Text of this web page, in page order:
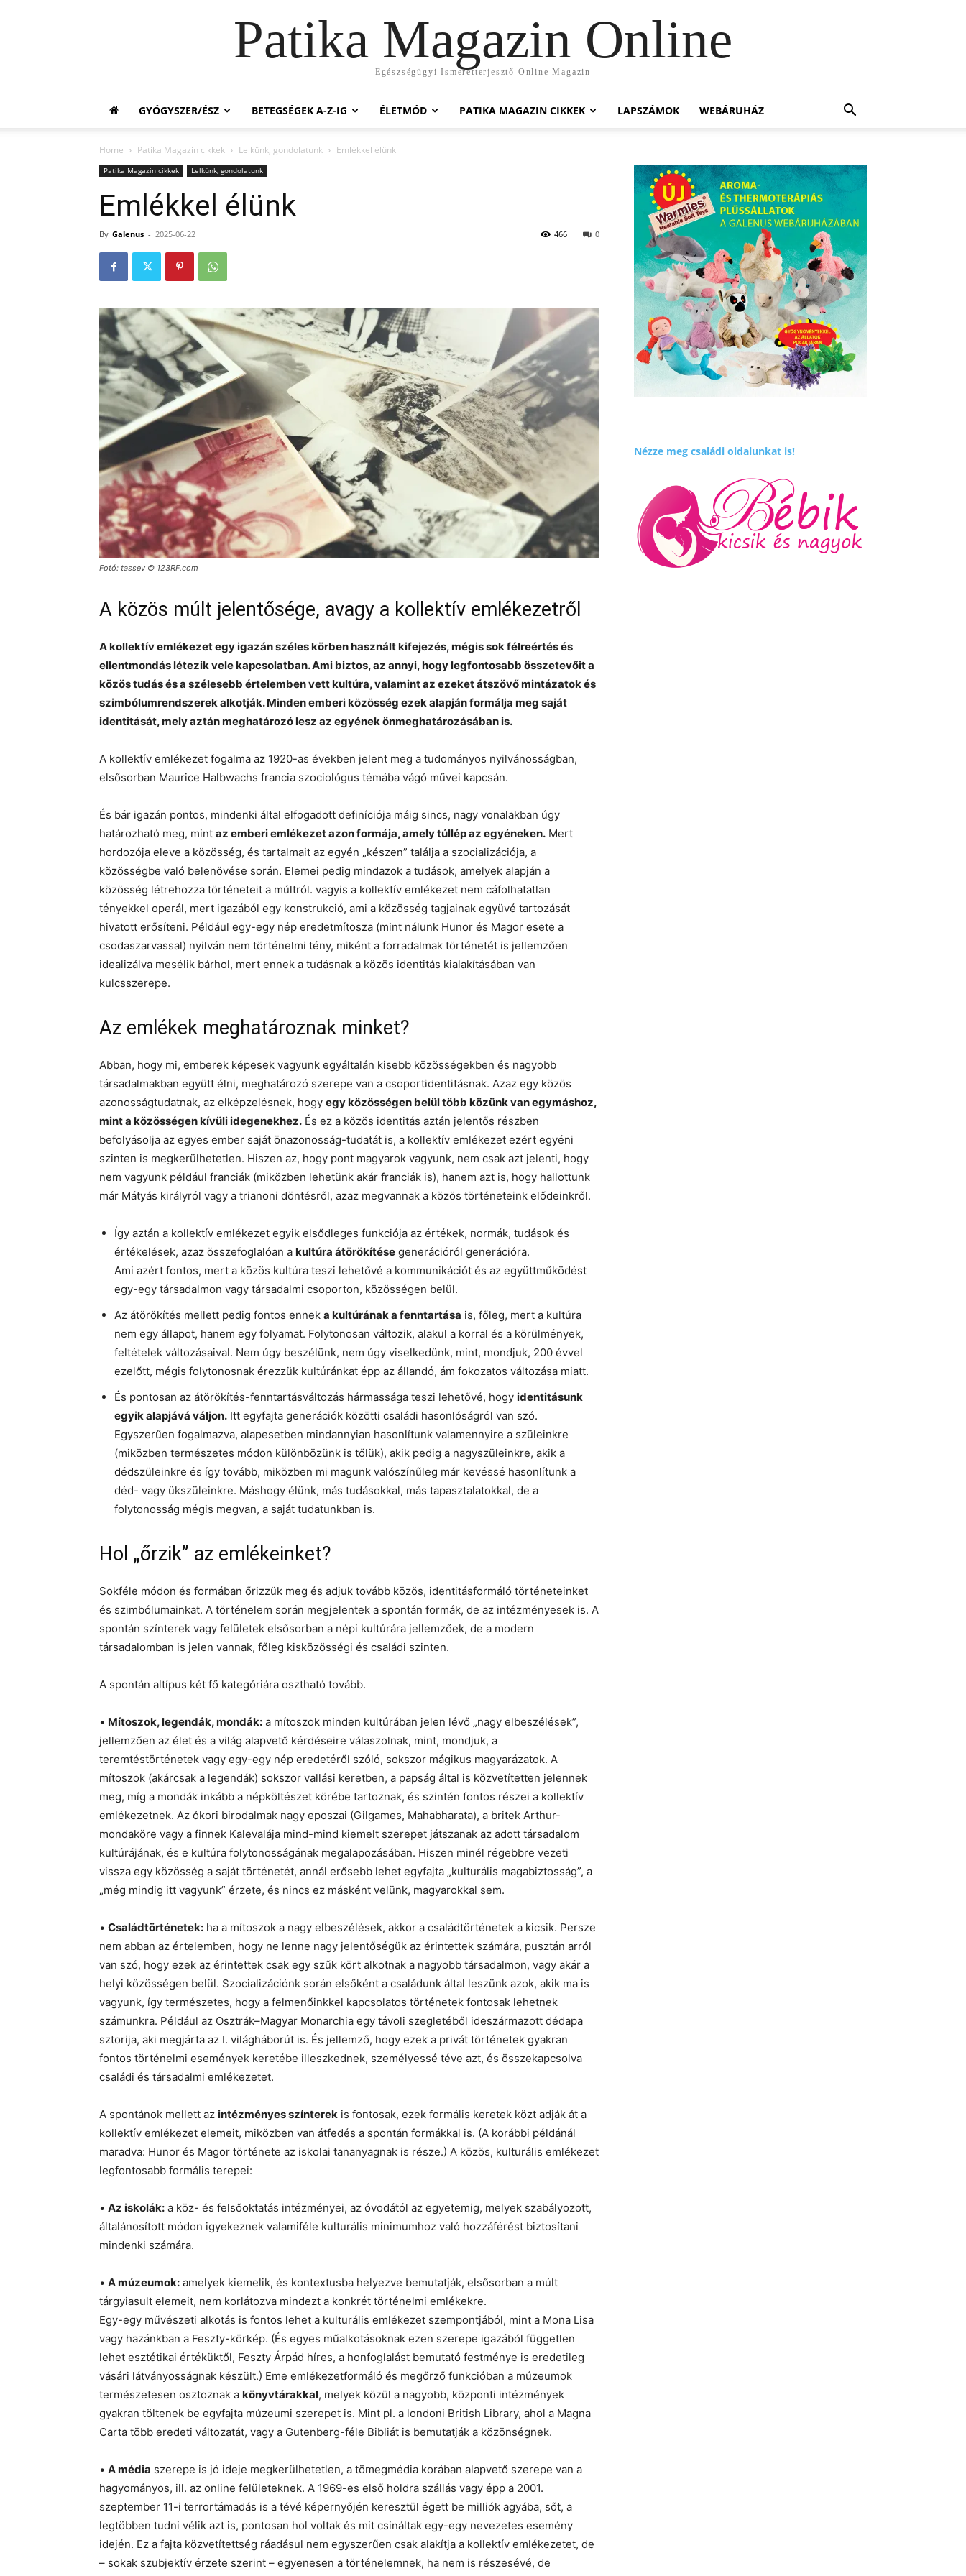
Patika Magazin Online
Egészségügyi Ismeretterjesztő Online Magazin
GYÓGYSZER/ÉSZ BETEGSÉGEK A-Z-IG ÉLETMÓD PATIKA MAGAZIN CIKKEK LAPSZÁMOK WEBÁRUHÁZ
Home Patika Magazin cikkek Lelkünk, gondolatunk Emlékkel élünk
Patika Magazin cikkek Lelkünk, gondolatunk
Emlékkel élünk
By Galenus - 2025-06-22 0
466
Fotó: tassev © 123RF.com
A közös múlt jelentősége, avagy a kollektív emlékezetről
A kollektív emlékezet egy igazán széles körben használt kifejezés, mégis sok félreértés és
ellentmondás létezik vele kapcsolatban. Ami biztos, az annyi, hogy legfontosabb összetevőit a
közös tudás és a szélesebb értelemben vett kultúra, valamint az ezeket átszövő mintázatok és
szimbólumrendszerek alkotják. Minden emberi közösség ezek alapján formálja meg saját
identitását, mely aztán meghatározó lesz az egyének önmeghatározásában is.
A kollektív emlékezet fogalma az 1920-as években jelent meg a tudományos nyilvánosságban,
elsősorban Maurice Halbwachs francia szociológus témába vágó művei kapcsán.
És bár igazán pontos, mindenki által elfogadott definíciója máig sincs, nagy vonalakban úgy
határozható meg, mint az emberi emlékezet azon formája, amely túllép az egyéneken. Mert
hordozója eleve a közösség, és tartalmait az egyén „készen” találja a szocializációja, a
közösségbe való belenövése során. Elemei pedig mindazok a tudások, amelyek alapján a
közösség létrehozza történeteit a múltról. vagyis a kollektív emlékezet nem cáfolhatatlan
tényekkel operál, mert igazából egy konstrukció, ami a közösség tagjainak együvé tartozását
hivatott erősíteni. Például egy-egy nép eredetmítosza (mint nálunk Hunor és Magor esete a
csodaszarvassal) nyilván nem történelmi tény, miként a forradalmak történetét is jellemzően
idealizálva mesélik bárhol, mert ennek a tudásnak a közös identitás kialakításában van
kulcsszerepe.
Az emlékek meghatároznak minket?
Abban, hogy mi, emberek képesek vagyunk egyáltalán kisebb közösségekben és nagyobb
társadalmakban együtt élni, meghatározó szerepe van a csoportidentitásnak. Azaz egy közös
azonosságtudatnak, az elképzelésnek, hogy egy közösségen belül több közünk van egymáshoz,
mint a közösségen kívüli idegenekhez. És ez a közös identitás aztán jelentős részben
befolyásolja az egyes ember saját önazonosság-tudatát is, a kollektív emlékezet ezért egyéni
szinten is megkerülhetetlen. Hiszen az, hogy pont magyarok vagyunk, nem csak azt jelenti, hogy
nem vagyunk például franciák (miközben lehetünk akár franciák is), hanem azt is, hogy hallottunk
már Mátyás királyról vagy a trianoni döntésről, azaz megvannak a közös történeteink elődeinkről.
Így aztán a kollektív emlékezet egyik elsődleges funkciója az értékek, normák, tudások és
értékelések, azaz összefoglalóan a kultúra átörökítése generációról generációra.
Ami azért fontos, mert a közös kultúra teszi lehetővé a kommunikációt és az együttműködést
egy-egy társadalmon vagy társadalmi csoporton, közösségen belül.
Az átörökítés mellett pedig fontos ennek a kultúrának a fenntartása is, főleg, mert a kultúra
nem egy állapot, hanem egy folyamat. Folytonosan változik, alakul a korral és a körülmények,
feltételek változásaival. Nem úgy beszélünk, nem úgy viselkedünk, mint, mondjuk, 200 évvel
ezelőtt, mégis folytonosnak érezzük kultúránkat épp az állandó, ám fokozatos változása miatt.
És pontosan az átörökítés-fenntartásváltozás hármassága teszi lehetővé, hogy identitásunk
egyik alapjává váljon. Itt egyfajta generációk közötti családi hasonlóságról van szó.
Egyszerűen fogalmazva, alapesetben mindannyian hasonlítunk valamennyire a szüleinkre
(miközben természetes módon különbözünk is tőlük), akik pedig a nagyszüleinkre, akik a
dédszüleinkre és így tovább, miközben mi magunk valószínűleg már kevéssé hasonlítunk a
déd- vagy ükszüleinkre. Máshogy élünk, más tudásokkal, más tapasztalatokkal, de a
folytonosság mégis megvan, a saját tudatunkban is.
Hol „őrzik” az emlékeinket?
Sokféle módon és formában őrizzük meg és adjuk tovább közös, identitásformáló történeteinket
és szimbólumainkat. A történelem során megjelentek a spontán formák, de az intézményesek is. A
spontán színterek vagy felületek elsősorban a népi kultúrára jellemzőek, de a modern
társadalomban is jelen vannak, főleg kisközösségi és családi szinten.
A spontán altípus két fő kategóriára osztható tovább.
• Mítoszok, legendák, mondák: a mítoszok minden kultúrában jelen lévő „nagy elbeszélések”,
jellemzően az élet és a világ alapvető kérdéseire válaszolnak, mint, mondjuk, a
teremtéstörténetek vagy egy-egy nép eredetéről szóló, sokszor mágikus magyarázatok. A
mítoszok (akárcsak a legendák) sokszor vallási keretben, a papság által is közvetítetten jelennek
meg, míg a mondák inkább a népköltészet körébe tartoznak, és szintén fontos részei a kollektív
emlékezetnek. Az ókori birodalmak nagy eposzai (Gilgames, Mahabharata), a britek Arthur-
mondaköre vagy a finnek Kalevalája mind-mind kiemelt szerepet játszanak az adott társadalom
kultúrájának, és e kultúra folytonosságának megalapozásában. Hiszen minél régebbre vezeti
vissza egy közösség a saját történetét, annál erősebb lehet egyfajta „kulturális magabiztosság”, a
„még mindig itt vagyunk” érzete, és nincs ez másként velünk, magyarokkal sem.
• Családtörténetek: ha a mítoszok a nagy elbeszélések, akkor a családtörténetek a kicsik. Persze
nem abban az értelemben, hogy ne lenne nagy jelentőségük az érintettek számára, pusztán arról
van szó, hogy ezek az érintettek csak egy szűk kört alkotnak a nagyobb társadalmon, vagy akár a
helyi közösségen belül. Szocializációnk során elsőként a családunk által leszünk azok, akik ma is
vagyunk, így természetes, hogy a felmenőinkkel kapcsolatos történetek fontosak lehetnek
számunkra. Például az Osztrák–Magyar Monarchia egy távoli szegletéből ideszármazott dédapa
sztorija, aki megjárta az I. világháborút is. És jellemző, hogy ezek a privát történetek gyakran
fontos történelmi események keretébe illeszkednek, személyessé téve azt, és összekapcsolva
családi és társadalmi emlékezetet.
A spontánok mellett az intézményes színterek is fontosak, ezek formális keretek közt adják át a
kollektív emlékezet elemeit, miközben van átfedés a spontán formákkal is. (A korábbi példánál
maradva: Hunor és Magor története az iskolai tananyagnak is része.) A közös, kulturális emlékezet
legfontosabb formális terepei:
• Az iskolák: a köz- és felsőoktatás intézményei, az óvodától az egyetemig, melyek szabályozott,
általánosított módon igyekeznek valamiféle kulturális minimumhoz való hozzáférést biztosítani
mindenki számára.
• A múzeumok: amelyek kiemelik, és kontextusba helyezve bemutatják, elsősorban a múlt
tárgyiasult elemeit, nem korlátozva mindezt a konkrét történelmi emlékekre.
Egy-egy művészeti alkotás is fontos lehet a kulturális emlékezet szempontjából, mint a Mona Lisa
vagy hazánkban a Feszty-körkép. (És egyes műalkotásoknak ezen szerepe igazából független
lehet esztétikai értéküktől, Feszty Árpád híres, a honfoglalást bemutató festménye is eredetileg
vásári látványosságnak készült.) Eme emlékezetformáló és megőrző funkcióban a múzeumok
természetesen osztoznak a könyvtárakkal, melyek közül a nagyobb, központi intézmények
gyakran töltenek be egyfajta múzeumi szerepet is. Mint pl. a londoni British Library, ahol a Magna
Carta több eredeti változatát, vagy a Gutenberg-féle Bibliát is bemutatják a közönségnek.
• A média szerepe is jó ideje megkerülhetetlen, a tömegmédia korában alapvető szerepe van a
hagyományos, ill. az online felületeknek. A 1969-es első holdra szállás vagy épp a 2001.
szeptember 11-i terrortámadás is a tévé képernyőjén keresztül égett be milliók agyába, sőt, a
legtöbben tudni vélik azt is, pontosan hol voltak és mit csináltak egy-egy nevezetes esemény
idején. Ez a fajta közvetítettség ráadásul nem egyszerűen csak alakítja a kollektív emlékezetet, de
– sokak szubjektív érzete szerint – egyenesen a történelemnek, ha nem is részesévé, de
Nézze meg családi oldalunkat is!